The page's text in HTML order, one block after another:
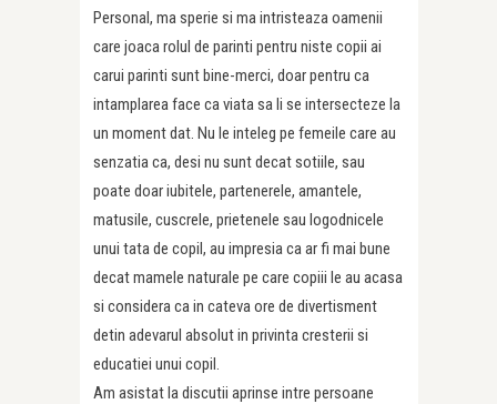
Personal, ma sperie si ma intristeaza oamenii
care joaca rolul de parinti pentru niste copii ai
carui parinti sunt bine-merci, doar pentru ca
intamplarea face ca viata sa li se intersecteze la
un moment dat. Nu le inteleg pe femeile care au
senzatia ca, desi nu sunt decat sotiile, sau
poate doar iubitele, partenerele, amantele,
matusile, cuscrele, prietenele sau logodnicele
unui tata de copil, au impresia ca ar fi mai bune
decat mamele naturale pe care copiii le au acasa
si considera ca in cateva ore de divertisment
detin adevarul absolut in privinta cresterii si
educatiei unui copil.
Am asistat la discutii aprinse intre persoane